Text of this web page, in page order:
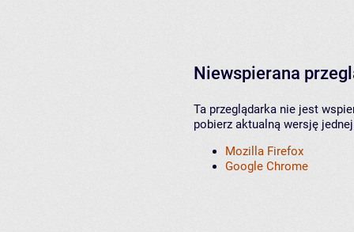
Niewspierana
Ta przeglądarka nie jest
pobierz aktualną wersję
Mozilla Firefox
Google Chrome